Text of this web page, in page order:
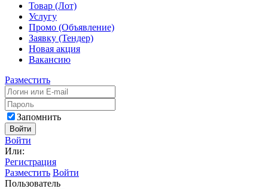
Товар (Лот)
Услугу
Промо (Объявление)
Заявку (Тендер)
Новая акция
Вакансию
Разместить
Запомнить
Войти
Войти
Или:
Регистрация
Разместить Войти
Пользователь